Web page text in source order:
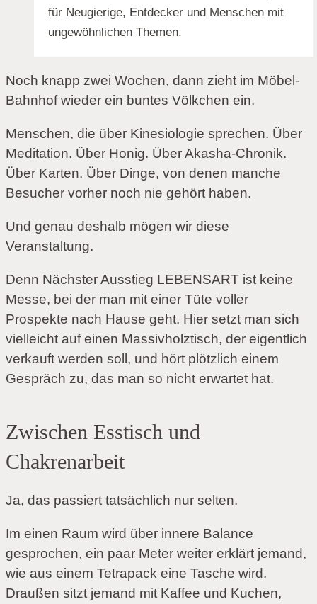
für Neugierige, Entdecker und Menschen mit
ungewöhnlichen Themen.
Noch knapp zwei Wochen, dann zieht im Möbel-
Bahnhof wieder ein buntes Völkchen ein.
Menschen, die über Kinesiologie sprechen. Über
Meditation. Über Honig. Über Akasha-Chronik.
Über Karten. Über Dinge, von denen manche
Besucher vorher noch nie gehört haben.
Und genau deshalb mögen wir diese
Veranstaltung.
Denn Nächster Ausstieg LEBENSART ist keine
Messe, bei der man mit einer Tüte voller
Prospekte nach Hause geht. Hier setzt man sich
vielleicht auf einen Massivholztisch, der eigentlich
verkauft werden soll, und hört plötzlich einem
Gespräch zu, das man so nicht erwartet hat.
Zwischen Esstisch und
Chakrenarbeit
Ja, das passiert tatsächlich nur selten.
Im einen Raum wird über innere Balance
gesprochen, ein paar Meter weiter erklärt jemand,
wie aus einem Tetrapack eine Tasche wird.
Draußen sitzt jemand mit Kaffee und Kuchen,